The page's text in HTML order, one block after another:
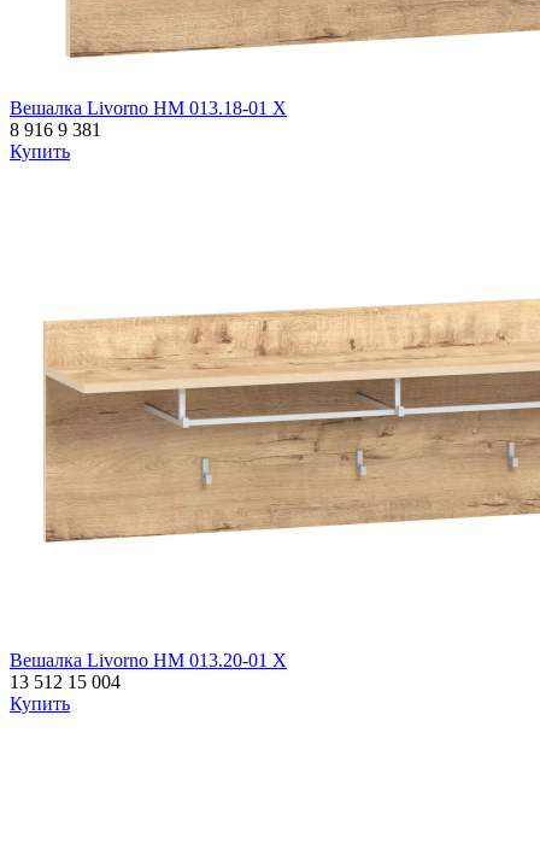
Вешалка Livorno НМ 013.18-01 Х
8 916 9 381
Купить
Вешалка Livorno НМ 013.20-01 Х
13 512 15 004
Купить